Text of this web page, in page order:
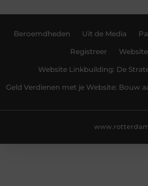
Beroemdheden Uit de Media
Registreer
Website Linkbuilding: De
Geld Verdienen met je Website: Bouw